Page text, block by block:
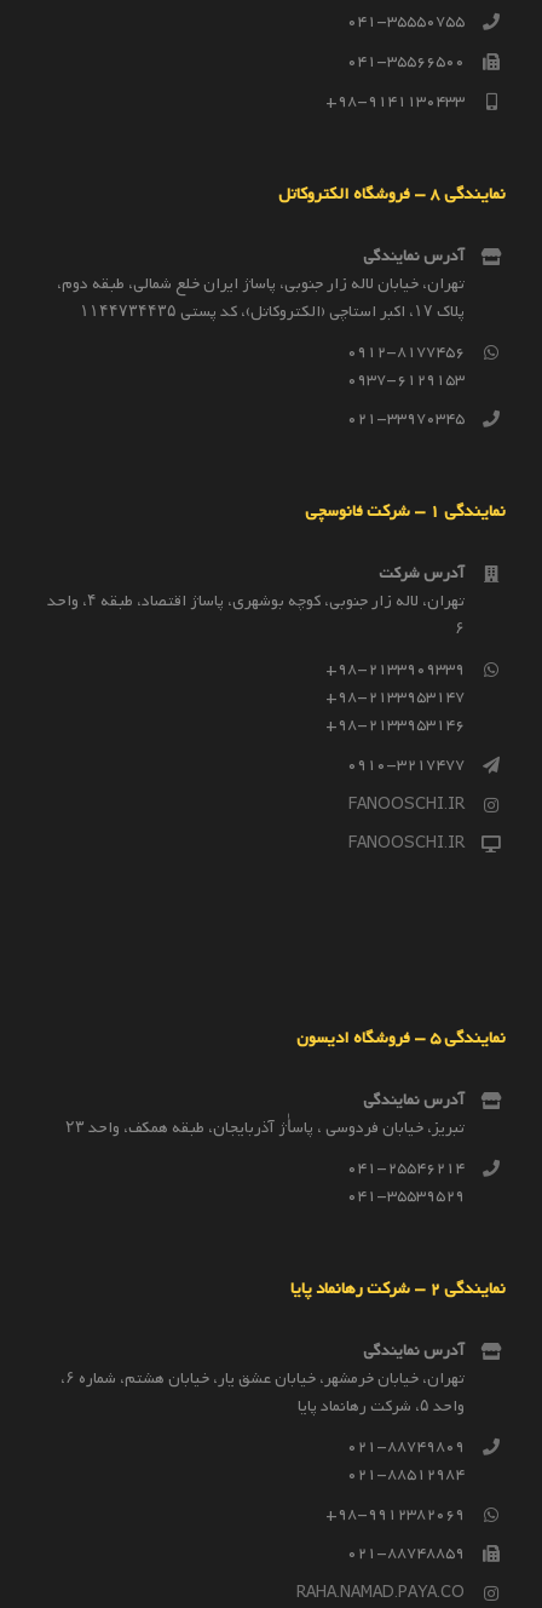
041-35550755
041-35566500
98-9141130433+
نمایندگی 8 – فروشگاه الکتروکاتل
آدرس نمایندگی
تهران، خیابان لاله زار جنوبی، پاساژ ایران خلع شمالی، طبقه دوم،
پلاک ۱۷، اکبر استاچی (الکتروکاتل)، کد پستی ۱۱۴۴۷۳۴۴۳۵
0912-8177456
0937-6129153
021-33970345
نمایندگی 1 – شرکت فانوسچی
آدرس شرکت
تهران، لاله زار جنوبی، کوچه بوشهری، پاساژ اقتصاد، طبقه ۴، واحد
۶
98-2133909339+
98-2133953147+
98-2133953146+
0910-3217477
FANOOSCHI.IR
FANOOSCHI.IR
نمایندگی 5 – فروشگاه ادیسون
آدرس نمایندگی
تبریز، خیابان فردوسی ، پاساٰژ آذربایجان، طبقه همکف، واحد ۲۳
041-25546214
041-35539529
نمایندگی 2 – شرکت رهانماد پایا
آدرس نمایندگی
تهران، خیابان خرمشهر، خیابان عشق یار، خیابان هشتم، شماره ۶،
واحد ۵، شرکت رهانماد پایا
021-88749809
021-88512984
98-9912382069+
021-88748859
RAHA.NAMAD.PAYA.CO